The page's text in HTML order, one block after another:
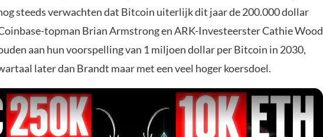
steeds verwachten dat Bitcoin uiterlijk dit jaar de 200.000 dollar
topman Brian Armstrong en ARK-Investeerster Cathie Wood
aan hun voorspelling van 1 miljoen dollar per Bitcoin in 2030,
later dan Brandt maar met een veel hoger koersdoel.